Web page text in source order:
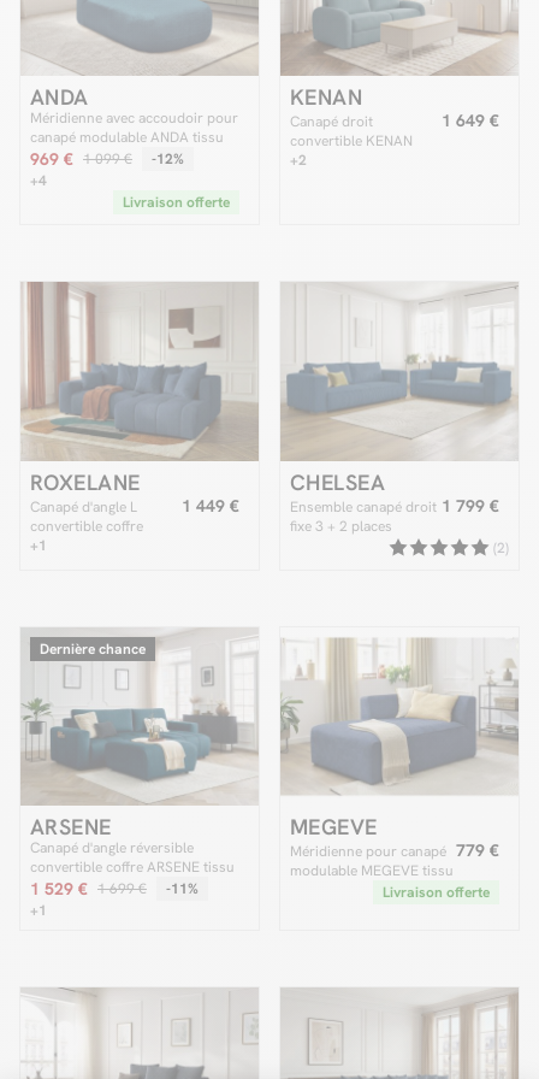
ANDA
Méridienne avec accoudoir pour
canapé modulable ANDA tissu
chenille
969 € 1 099 €
-12%
+4
Livraison offerte
KENAN
Canapé droit
convertible KENAN
ouverture express
1 649 €
+2
ROXELANE
Canapé d'angle L
convertible coffre
ROXELANE tissu chiné
1 449 €
+1
CHELSEA
Ensemble canapé droit
fixe 3 + 2 places
CHELSEA gros côtelé
1 799 €
(2)
Dernière chance
ARSENE
Canapé d'angle réversible
convertible coffre ARSENE tissu
velours avec pouf
1 529 € 1 699 €
-11%
+1
MEGEVE
Méridienne pour canapé
modulable MEGEVE tissu
779 €
Livraison offerte